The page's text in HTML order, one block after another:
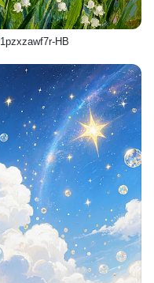
1pzxzawf7r-HB